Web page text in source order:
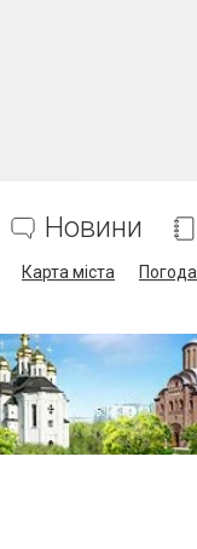
Новини
Карта міста Погода